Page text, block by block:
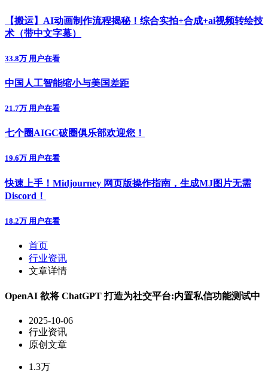
【搬运】AI动画制作流程揭秘！综合实拍+合成+ai视频转绘技
术（带中文字幕）
33.8万 用户在看
中国人工智能缩小与美国差距
21.7万 用户在看
七个圈AIGC破圈俱乐部欢迎您！
19.6万 用户在看
快速上手！Midjourney 网页版操作指南，生成MJ图片无需
Discord！
18.2万 用户在看
首页
行业资讯
文章详情
OpenAI 欲将 ChatGPT 打造为社交平台:内置私信功能测试中
2025-10-06
行业资讯
原创文章
1.3万